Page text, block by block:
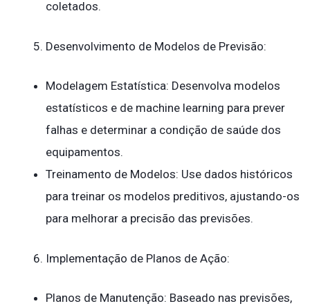
coletados.
Desenvolvimento de Modelos de Previsão:
Modelagem Estatística: Desenvolva modelos
estatísticos e de machine learning para prever
falhas e determinar a condição de saúde dos
equipamentos.
Treinamento de Modelos: Use dados históricos
para treinar os modelos preditivos, ajustando-os
para melhorar a precisão das previsões.
Implementação de Planos de Ação:
Planos de Manutenção: Baseado nas previsões,